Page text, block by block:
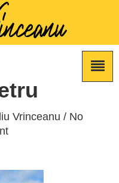
Vrinceanu / No